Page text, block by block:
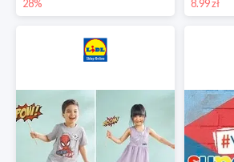
28% 8.99 zł